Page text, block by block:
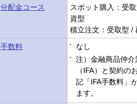
分配金コース
スポット購入：受
資型
積立注文：受取型 /
手数料
なし
注）金融商品仲介
（IFA）と契約の
記「IFA手数料」
ます。